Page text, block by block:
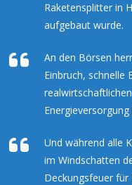
Raketensplitter in
aufgebaut wurde.
An den Börsen
Einbruch, schnelle
Und während alle
im Windschatten
Deckungsfeuer